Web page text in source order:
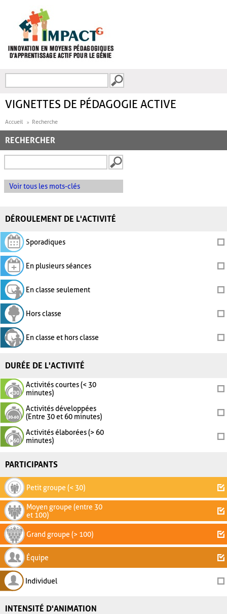
FORMULAIRE DE
VIGNETTES DE PÉDAGOGIE ACTIVE
Accueil Recherche
RECHERCHER
Voir tous les mots-clés
DÉROULEMENT DE L'ACTIVITÉ
Sporadiques
En plusieurs séances
En classe seulement
Hors classe
En classe et hors classe
DURÉE DE L'ACTIVITÉ
Activités courtes (< 30
minutes)
Activités développées
(Entre 30 et 60 minutes)
Activités élaborées (> 60
minutes)
PARTICIPANTS
Petit groupe (< 30)
Moyen groupe (entre 30
et 100)
Grand groupe (> 100)
Équipe
Individuel
INTENSITÉ D'ANIMATION